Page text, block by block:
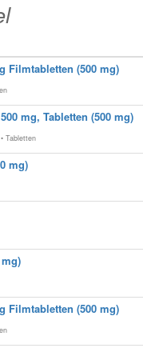
Filmtabletten (500 mg)
mg, Tabletten (500 mg)
• Tabletten
mg)
Filmtabletten (500 mg)